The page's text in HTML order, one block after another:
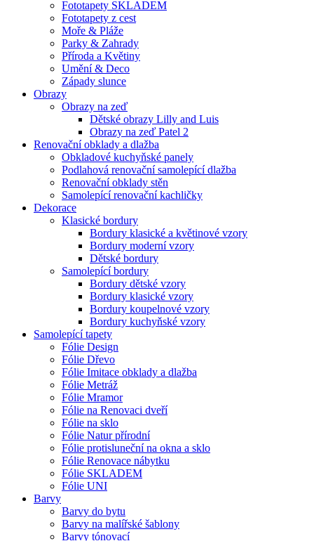
Fototapety SKLADEM
Fototapety z cest
Moře & Pláže
Parky & Zahrady
Příroda a Květiny
Umění & Deco
Západy slunce
Obrazy
Obrazy na zeď
Dětské obrazy Lilly and Luis
Obrazy na zeď Patel 2
Renovační obklady a dlažba
Obkladové kuchyňské panely
Podlahová renovační samolepící dlažba
Renovační obklady stěn
Samolepící renovační kachličky
Dekorace
Klasické bordury
Bordury klasické a květinové vzory
Bordury moderní vzory
Dětské bordury
Samolepící bordury
Bordury dětské vzory
Bordury klasické vzory
Bordury koupelnové vzory
Bordury kuchyňské vzory
Samolepící tapety
Fólie Design
Fólie Dřevo
Fólie Imitace obklady a dlažba
Fólie Metráž
Fólie Mramor
Fólie na Renovaci dveří
Fólie na sklo
Fólie Natur přírodní
Fólie protisluneční na okna a sklo
Fólie Renovace nábytku
Fólie SKLADEM
Fólie UNI
Barvy
Barvy do bytu
Barvy na malířské šablony
Barvy tónovací